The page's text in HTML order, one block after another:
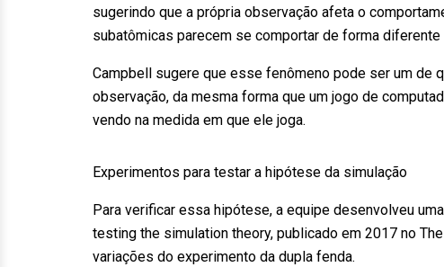
sugerindo que a própria observação afeta o
subatômicas parecem se comportar de forma
Campbell sugere que esse fenômeno pode ser um de
observação, da mesma forma que um jogo de
vendo na medida em que ele joga.
Experimentos para testar a hipótese da simulação
Para verificar essa hipótese, a equipe desenvolveu
testing the simulation theory, publicado em 2017 no
variações do experimento da dupla fenda.